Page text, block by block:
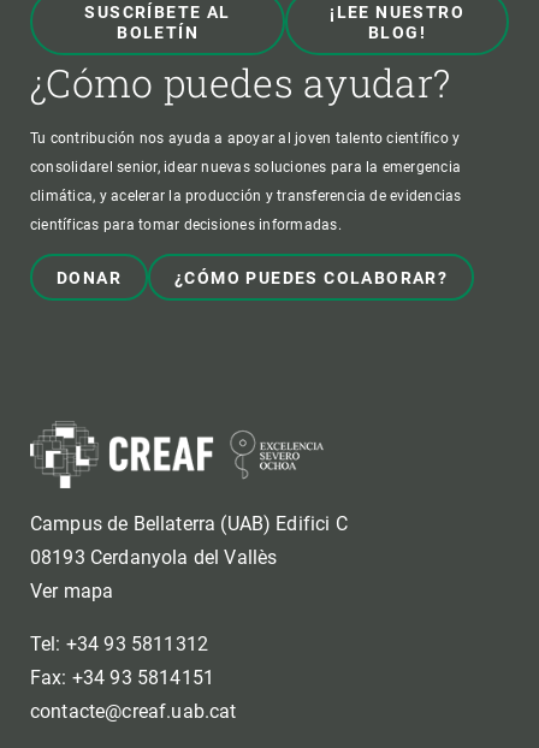
SUSCRÍBETE AL
BOLETÍN
¡LEE NUESTRO
BLOG!
¿Cómo puedes ayudar?
Tu contribución nos ayuda a apoyar al joven talento científico y
consolidarel senior, idear nuevas soluciones para la emergencia
climática, y acelerar la producción y transferencia de evidencias
científicas para tomar decisiones informadas.
DONAR ¿CÓMO PUEDES COLABORAR?
Campus de Bellaterra (UAB) Edifici C
08193 Cerdanyola del Vallès
Ver mapa
Tel: +34 93 5811312
Fax: +34 93 5814151
contacte@creaf.uab.cat